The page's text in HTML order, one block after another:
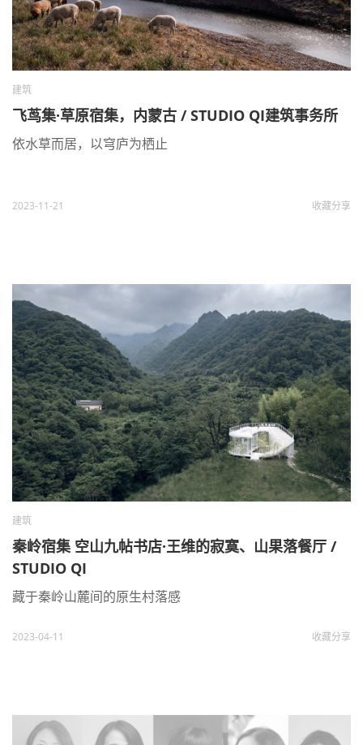
建筑
飞茑集·草原宿集，内蒙古 / STUDIO QI建筑事务所
依水草而居，以穹庐为栖止
2023-11-21 收藏分享
建筑
秦岭宿集 空山九帖书店·王维的寂寞、山果落餐厅 /
STUDIO QI
藏于秦岭山麓间的原生村落感
2023-04-11 收藏分享